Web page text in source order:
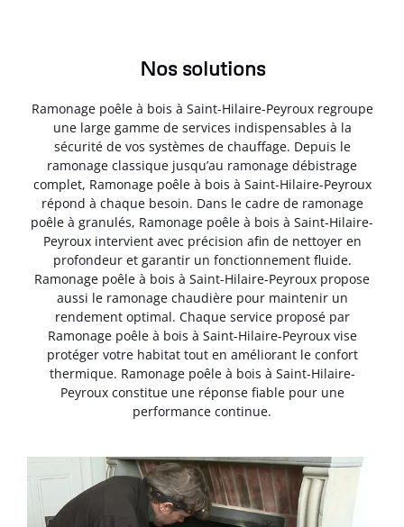
Nos solutions
Ramonage poêle à bois à Saint-Hilaire-Peyroux regroupe
une large gamme de services indispensables à la
sécurité de vos systèmes de chauffage. Depuis le
ramonage classique jusqu’au ramonage débistrage
complet, Ramonage poêle à bois à Saint-Hilaire-Peyroux
répond à chaque besoin. Dans le cadre de ramonage
poêle à granulés, Ramonage poêle à bois à Saint-Hilaire-
Peyroux intervient avec précision afin de nettoyer en
profondeur et garantir un fonctionnement fluide.
Ramonage poêle à bois à Saint-Hilaire-Peyroux propose
aussi le ramonage chaudière pour maintenir un
rendement optimal. Chaque service proposé par
Ramonage poêle à bois à Saint-Hilaire-Peyroux vise
protéger votre habitat tout en améliorant le confort
thermique. Ramonage poêle à bois à Saint-Hilaire-
Peyroux constitue une réponse fiable pour une
performance continue.